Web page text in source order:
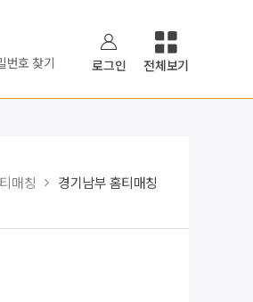
번호 찾기
로그인 전체보기
매칭 경기남부 홈티매칭